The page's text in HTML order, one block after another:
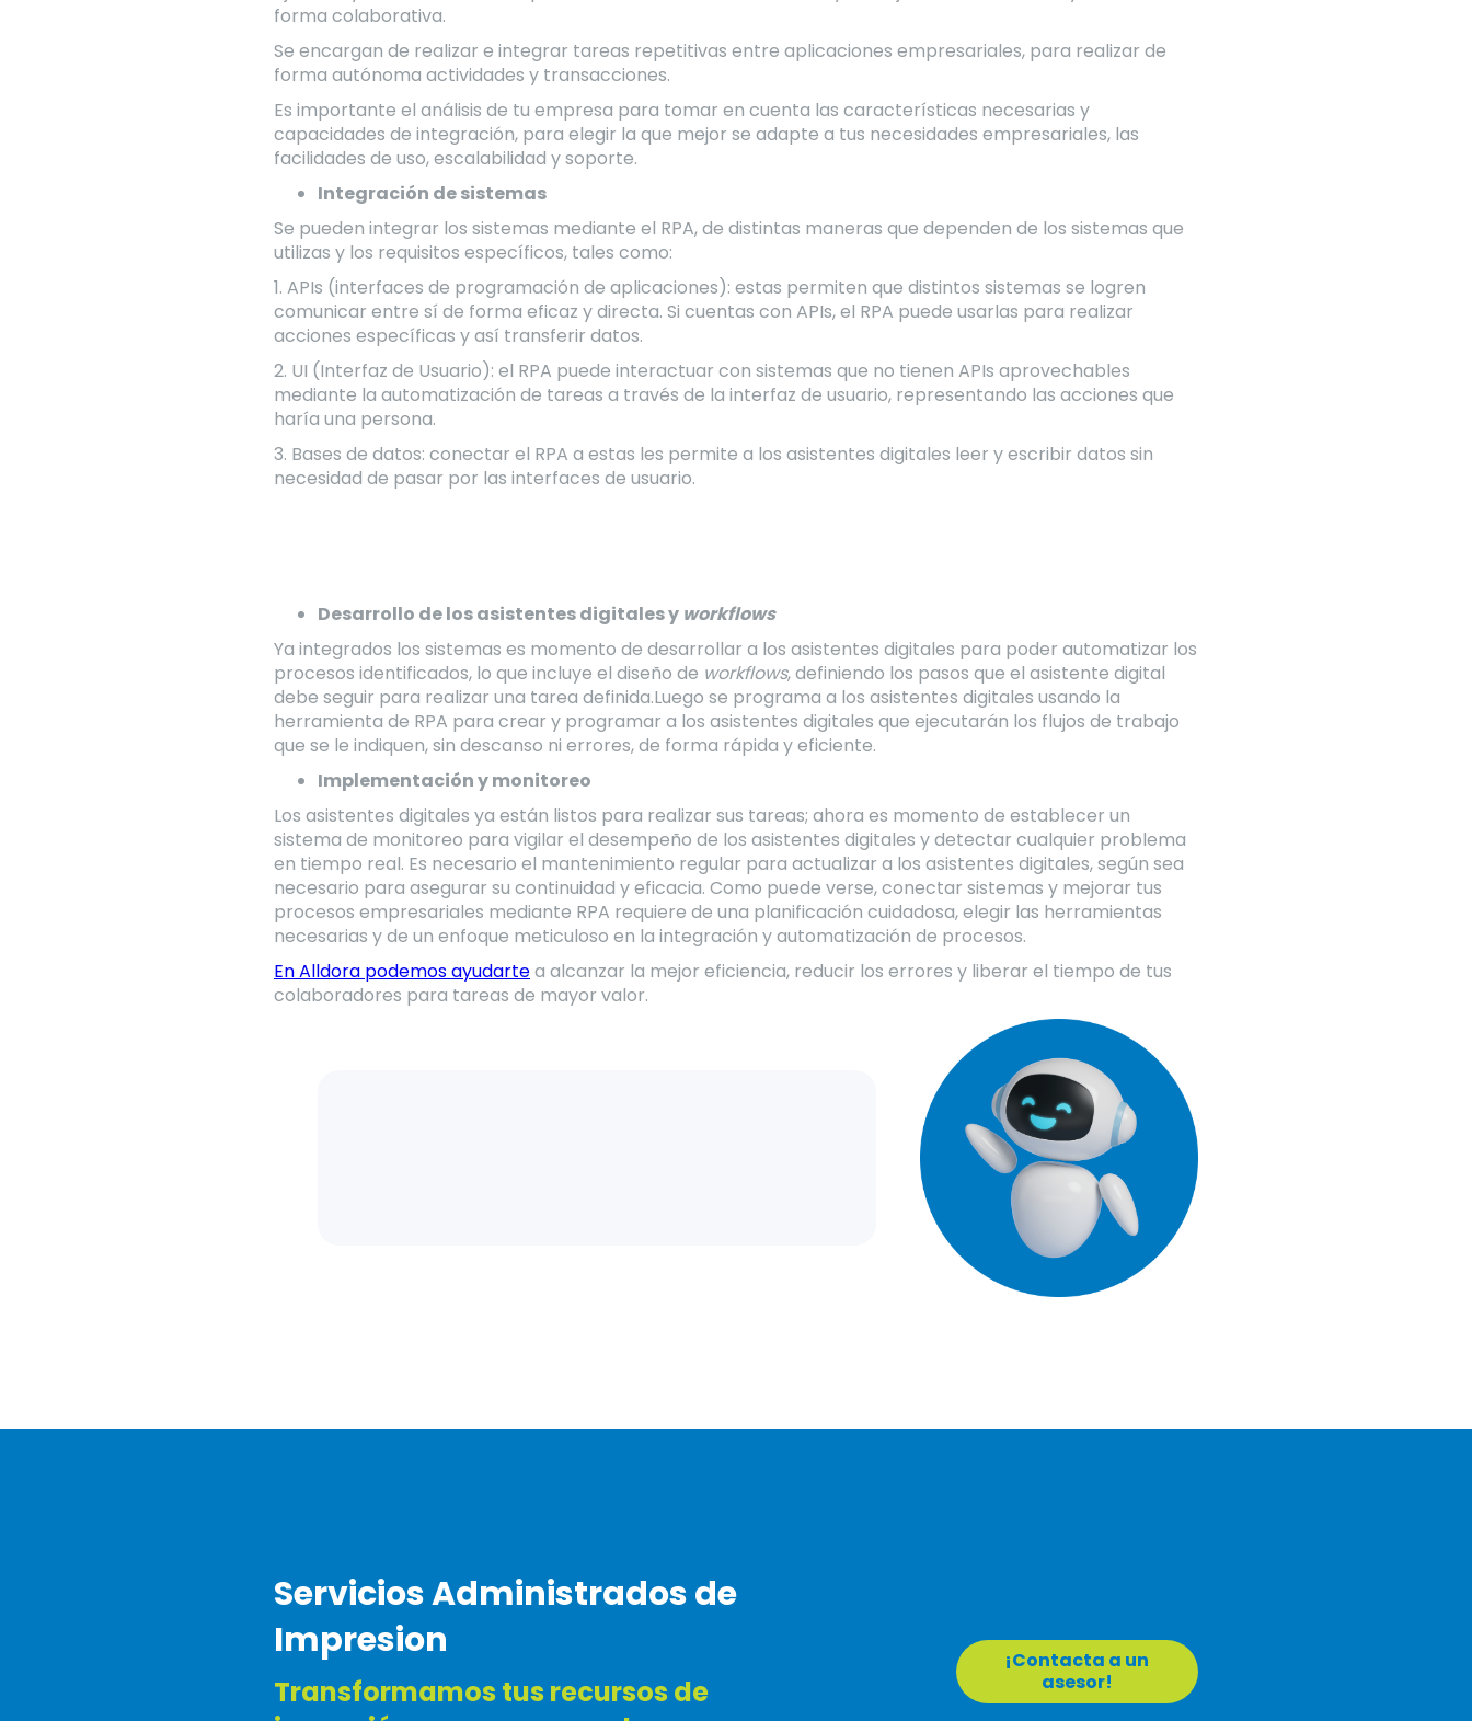
forma colaborativa.
Se encargan de realizar e integrar tareas repetitivas entre aplicaciones empresariales, para realizar de
forma autónoma actividades y transacciones.
Es importante el análisis de tu empresa para tomar en cuenta las características necesarias y
capacidades de integración, para elegir la que mejor se adapte a tus necesidades empresariales, las
facilidades de uso, escalabilidad y soporte.
Integración de sistemas
Se pueden integrar los sistemas mediante el RPA, de distintas maneras que dependen de los sistemas que
utilizas y los requisitos específicos, tales como:
1. APIs (interfaces de programación de aplicaciones): estas permiten que distintos sistemas se logren
comunicar entre sí de forma eficaz y directa. Si cuentas con APIs, el RPA puede usarlas para realizar
acciones específicas y así transferir datos.
2. UI (Interfaz de Usuario): el RPA puede interactuar con sistemas que no tienen APIs aprovechables
mediante la automatización de tareas a través de la interfaz de usuario, representando las acciones que
haría una persona.
3. Bases de datos: conectar el RPA a estas les permite a los asistentes digitales leer y escribir datos sin
necesidad de pasar por las interfaces de usuario.
Desarrollo de los asistentes digitales y workflows
Ya integrados los sistemas es momento de desarrollar a los asistentes digitales para poder automatizar los
procesos identificados, lo que incluye el diseño de workflows, definiendo los pasos que el asistente digital
debe seguir para realizar una tarea definida.Luego se programa a los asistentes digitales usando la
herramienta de RPA para crear y programar a los asistentes digitales que ejecutarán los flujos de trabajo
que se le indiquen, sin descanso ni errores, de forma rápida y eficiente.
Implementación y monitoreo
Los asistentes digitales ya están listos para realizar sus tareas; ahora es momento de establecer un
sistema de monitoreo para vigilar el desempeño de los asistentes digitales y detectar cualquier problema
en tiempo real. Es necesario el mantenimiento regular para actualizar a los asistentes digitales, según sea
necesario para asegurar su continuidad y eficacia. Como puede verse, conectar sistemas y mejorar tus
procesos empresariales mediante RPA requiere de una planificación cuidadosa, elegir las herramientas
necesarias y de un enfoque meticuloso en la integración y automatización de procesos.
En Alldora podemos ayudartea alcanzar la mejor eficiencia, reducir los errores y liberar el tiempo de tus
colaboradores para tareas de mayor valor.
Servicios Administrados de
Impresion
Transformamos tus recursos de
¡Contacta a un
asesor!